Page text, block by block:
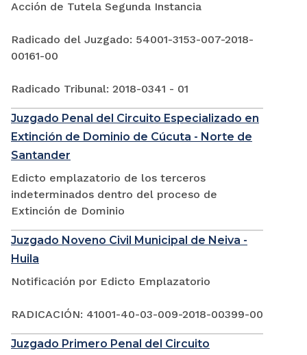
Acción de Tutela Segunda Instancia
Radicado del Juzgado: 54001-3153-007-2018-
00161-00
Radicado Tribunal: 2018-0341 - 01
Juzgado Penal del Circuito Especializado en
Extinción de Dominio de Cúcuta - Norte de
Santander
Edicto emplazatorio de los terceros
indeterminados dentro del proceso de
Extinción de Dominio
Juzgado Noveno Civil Municipal de Neiva -
Huila
Notificación por Edicto Emplazatorio
RADICACIÓN: 41001-40-03-009-2018-00399-00
Juzgado Primero Penal del Circuito